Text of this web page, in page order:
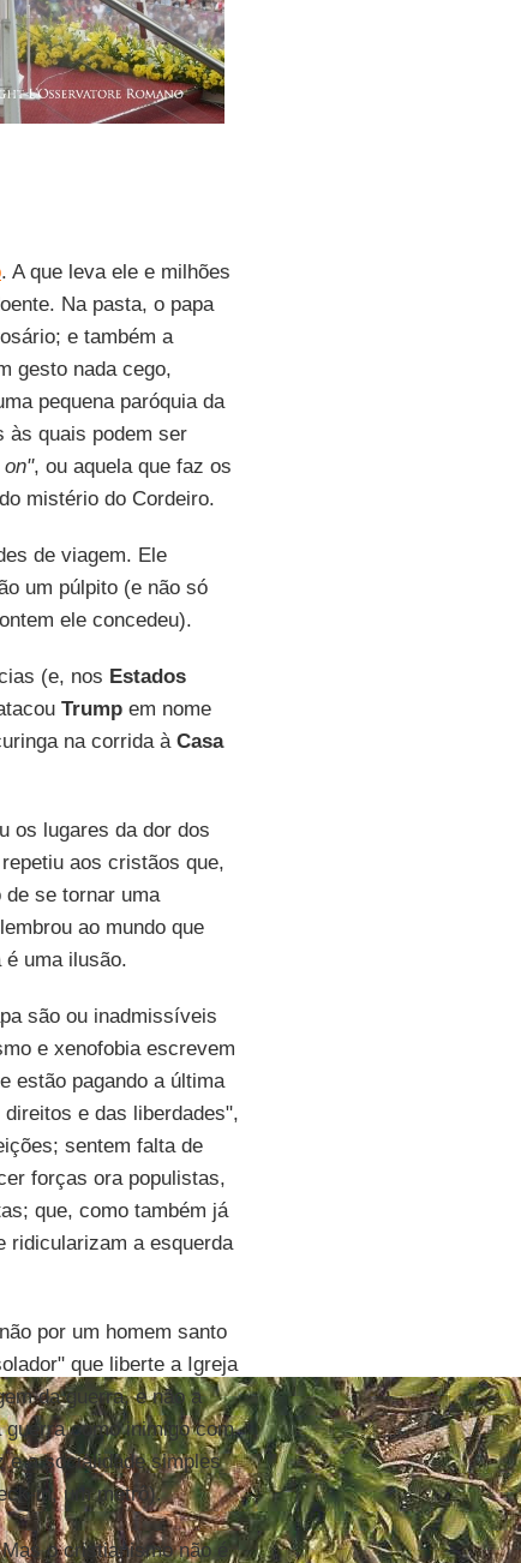
. A que leva ele e milhões
Na pasta, o papa
e também a
gesto nada cego,
pequena paróquia da
às quais podem ser
on", ou aquela que faz os
mistério do Cordeiro.
de viagem. Ele
um púlpito (e não só
ele concedeu).
(e, nos Estados
Trumpem nome
na corrida à Casa
os lugares da dor dos
aos cristãos que,
se tornar uma
ao mundo que
é uma ilusão.
são ou inadmissíveis
e xenofobia escrevem
estão pagando a última
e das liberdades",
sentem falta de
forças ora populistas,
que, como também já
ridicularizam a esquerda
por um homem santo
que liberte a Igreja
da guerra, e não a
como inimigo com
e a socialidade simples
in, um metrô).
o cristianismo não é